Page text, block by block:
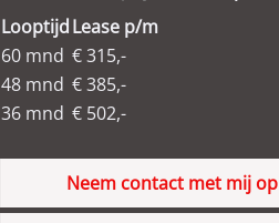
LooptijdLease p/m
60 mnd € 315,-
48 mnd € 385,-
36 mnd € 502,-
Neem contact met mij op